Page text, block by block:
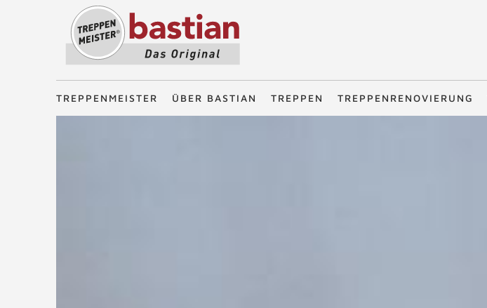
Treppenmeister - Das Original
TREPPENMEISTER ÜBER BASTIAN TREPPEN TREPPENRENOVIERUNG